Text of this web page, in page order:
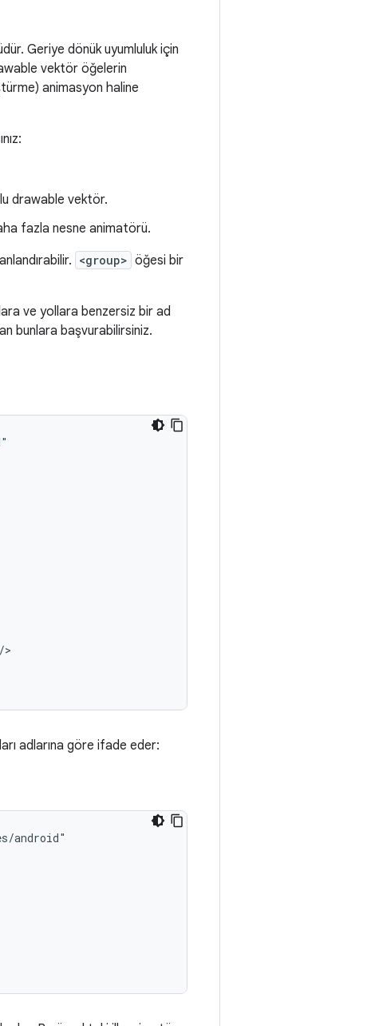
Geriye dönük uyumluluk için
vektör öğelerin
animasyon haline
drawable vektör.
fazla nesne animatörü.
<group> öğesi bir
ve yollara benzersiz bir ad
bunlara başvurabilirsiniz.
adlarına göre ifade eder: